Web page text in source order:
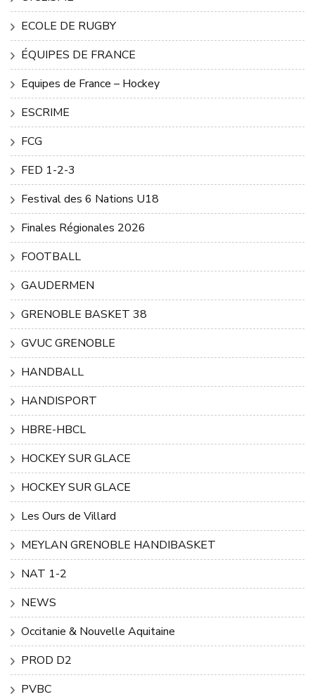
ECOLE DE RUGBY
ÉQUIPES DE FRANCE
Equipes de France – Hockey
ESCRIME
FCG
FED 1-2-3
Festival des 6 Nations U18
Finales Régionales 2026
FOOTBALL
GAUDERMEN
GRENOBLE BASKET 38
GVUC GRENOBLE
HANDBALL
HANDISPORT
HBRE-HBCL
HOCKEY SUR GLACE
HOCKEY SUR GLACE
Les Ours de Villard
MEYLAN GRENOBLE HANDIBASKET
NAT 1-2
NEWS
Occitanie & Nouvelle Aquitaine
PROD D2
PVBC